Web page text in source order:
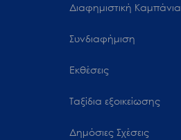
Διαφημιστική Καμπάνια
Συνδιαφήμιση
Εκθέσεις
Ταξίδια εξοικείωσης
Δημόσιες Σχέσεις